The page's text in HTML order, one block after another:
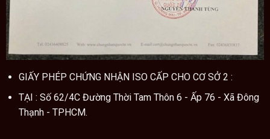
GIẤY PHÉP CHỨNG NHẬN ISO CẤP CHO CƠ SỞ 2 :
TẠI : Số 62/4C Đường Thời Tam Thôn 6 - Ấp 76 - Xã Đông
Thạnh - TPHCM.